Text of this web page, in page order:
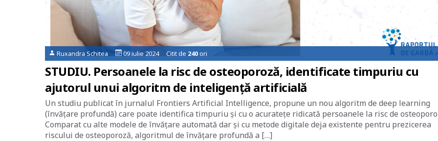
Ruxandra Schitea 09 iulie 2024 Citit de 240ori
STUDIU. Persoanele la risc de osteoporoză, identificate timpuriu cu
ajutorul unui algoritm de inteligență artificială
Un studiu publicat în jurnalul Frontiers Artificial Intelligence, propune un nou algoritm de deep learning
(învățare profundă) care poate identifica timpuriu și cu o acuratețe ridicată persoanele la risc de
Comparat cu alte modele de învățare automată dar și cu metode digitale deja existente pentru prezicerea
riscului de osteoporoză, algoritmul de învățare profundă a […]